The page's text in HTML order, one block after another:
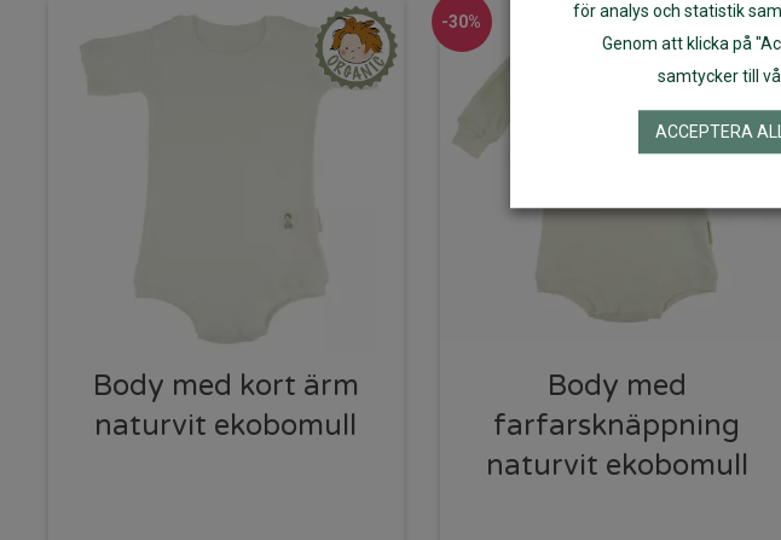
Body med kort ärm
naturvit ekobomull
-30%
Body med
farfarsknäppning
naturvit ekobomull
för analys och statistik
Genom att klicka på
samtycker till
ACCEPTERA